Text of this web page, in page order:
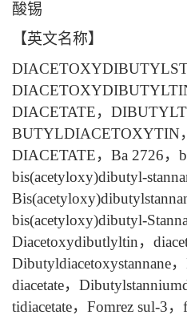
酸锡
【英文名称】
DIACETATE，
BUTYLDIACETOXYTIN，
DIACETATE， Ba 2726，
bis(acetyloxy)dibutyl-
bis(acetyloxy)dibutyl-
Diacetoxydibutlyltin，
Dibutyldiacetoxystannane，
diacetate，
tidiacetate， Fomrez sul-3，